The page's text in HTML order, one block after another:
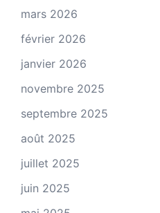
mars 2026
février 2026
janvier 2026
novembre 2025
septembre 2025
août 2025
juillet 2025
juin 2025